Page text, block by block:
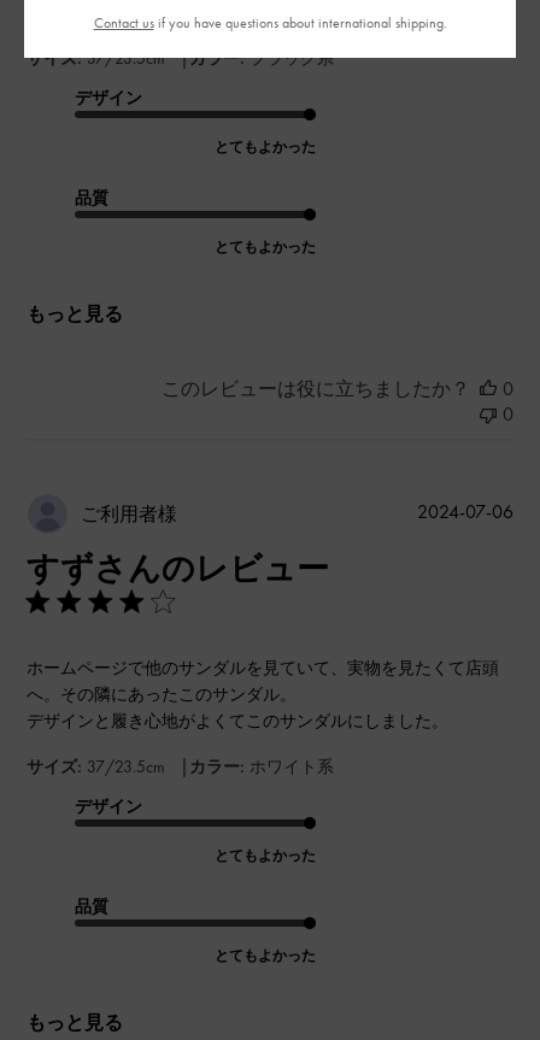
この夏、たくさん履きたいと思います◎
サイズ: 37/23.5cm |カラー: ブラック系
デザイン
とてもよかった
品質
とてもよかった
もっと見る
このレビューは役に立ちましたか？
0
0
ご利用者様
すずさんのレビュー
ホームページで他のサンダルを見ていて、実物を見たくて店頭
へ。その隣にあったこのサンダル。
デザインと履き心地がよくてこのサンダルにしました。
サイズ: 37/23.5cm | カラー: ホワイト系
デザイン
とてもよかった
品質
とてもよかった
もっと見る
公
2024-07-06
Contact usif you have questions about international shipping.